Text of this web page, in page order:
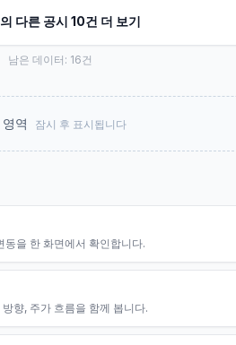
다른 공시 10건 더 보기
남은 데이터: 16건
역 잠시 후 표시됩니다
을 한 화면에서 확인합니다.
향, 주가 흐름을 함께 봅니다.